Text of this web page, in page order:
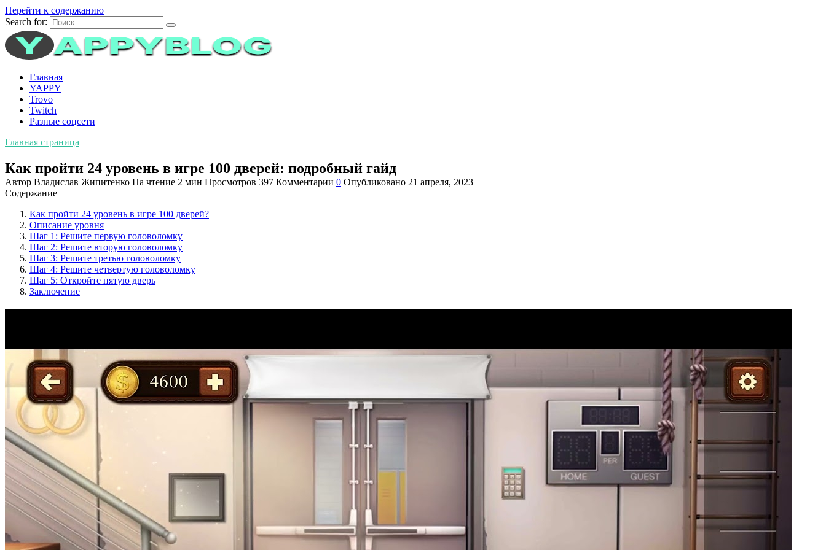
Перейти к содержанию
Search for:
Главная
YAPPY
Trovo
Twitch
Разные соцсети
Главная страница
Как пройти 24 уровень в игре 100 дверей: подробный гайд
Автор Владислав Жипитенко На чтение 2 мин Просмотров 397 Комментарии 0 Опубликовано 21 апреля, 2023
Содержание
Как пройти 24 уровень в игре 100 дверей?
Описание уровня
Шаг 1: Решите первую головоломку
Шаг 2: Решите вторую головоломку
Шаг 3: Решите третью головоломку
Шаг 4: Решите четвертую головоломку
Шаг 5: Откройте пятую дверь
Заключение